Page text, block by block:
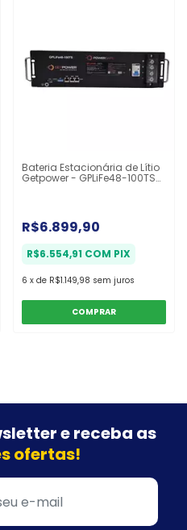
Bateria Estacionária de Lítio
Getpower - GPLiFe48-100TS
48V 100Ah
R$6.899,90
R$6.554,91 COM PIX
6 x de R$1.149,98 sem juros
ereceba as
ofertas!